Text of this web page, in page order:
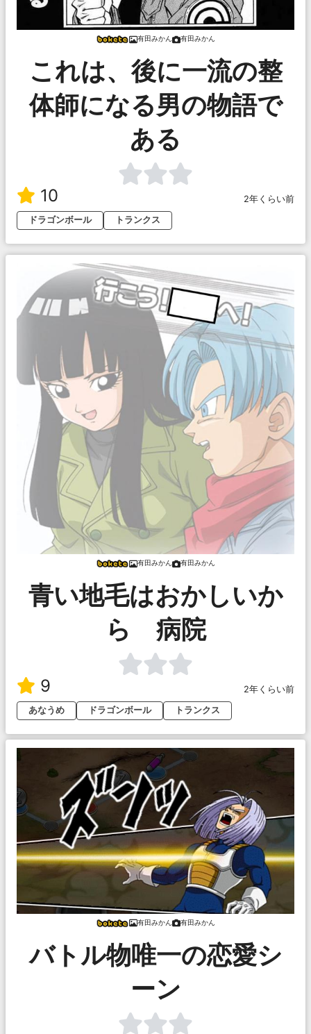
有田みかん 有田みかん
これは、後に一流の整
体師になる男の物語で
ある
10
2年くらい前
ドラゴンボール
トランクス
有田みかん 有田みかん
青い地毛はおかしいか
ら 病院
9
2年くらい前
あなうめ
ドラゴンボール トランクス
有田みかん 有田みかん
バトル物唯一の恋愛シ
ーン